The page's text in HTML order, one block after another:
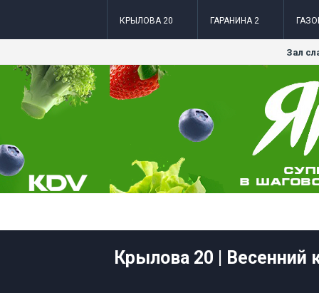
КРЫЛОВА 20 ГАРАНИНА 2
Зал
Крылова 20 | Весенний